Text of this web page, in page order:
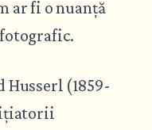
ar fi o nuanță
(1859-